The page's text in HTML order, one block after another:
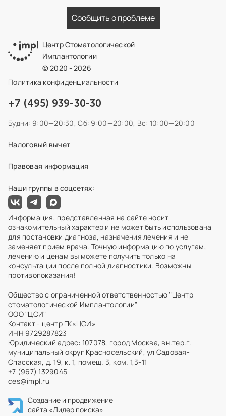
Сообщить о проблеме
Центр Стоматологической
Имплантологии
© 2020 - 2026
Политика конфиденциальности
+7 (495) 939-30-30
Будни: 9:00—20:30, Сб: 9:00—20:00, Вс: 10:00—20:00
Налоговый вычет
Наши группы в соцсетях:
Правовая информация
Информация, представленная на сайте носит
ознакомительный характер и не может быть использована
для постановки диагноза, назначения лечения и не
заменяет прием врача. Точную информацию по услугам,
лечению и ценам вы можете получить только на
консультации после полной диагностики. Возможны
противопоказания!
Общество с ограниченной ответственностью "Центр
стоматологической Имплантологии"
ООО "ЦСИ"
Контакт - центр ГК«ЦСИ»
ИНН 9729287823
Юридический адрес: 107078, город Москва, вн.тер.г.
муниципальный округ Красносельский, ул Садовая-
Спасская, д. 19, к. 1, помещ. 3, ком. 1,3-11
+7 (967) 1329045
ces@impl.ru
Создание и продвижение
сайта «Лидер поиска»